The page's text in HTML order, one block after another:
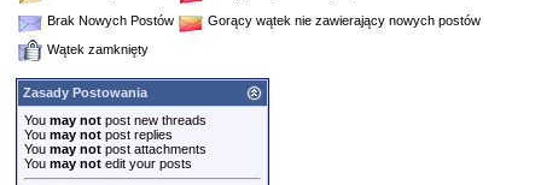
Brak Nowych Postów
Gorący wątek nie zawierający nowych postów
Wątek zamknięty
Zasady Postowania
You may not post new threads
You may not post replies
You may not post attachments
You may not edit your posts